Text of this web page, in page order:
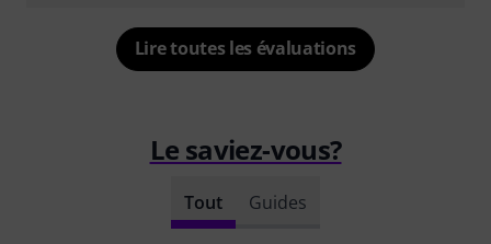
Lire toutes les évaluations
Le saviez-vous?
Tout Guides